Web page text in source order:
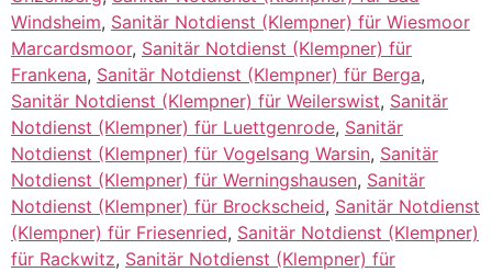
Windsheim, Sanitär Notdienst (Klempner) für Wiesmoor
Marcardsmoor, Sanitär Notdienst (Klempner) für
Frankena, Sanitär Notdienst (Klempner) für Berga,
Sanitär Notdienst (Klempner) für Weilerswist, Sanitär
Notdienst (Klempner) für Luettgenrode, Sanitär
Notdienst (Klempner) für Vogelsang Warsin, Sanitär
Notdienst (Klempner) für Werningshausen, Sanitär
Notdienst (Klempner) für Brockscheid, Sanitär Notdienst
(Klempner) für Friesenried, Sanitär Notdienst (Klempner)
für Rackwitz, Sanitär Notdienst (Klempner) für